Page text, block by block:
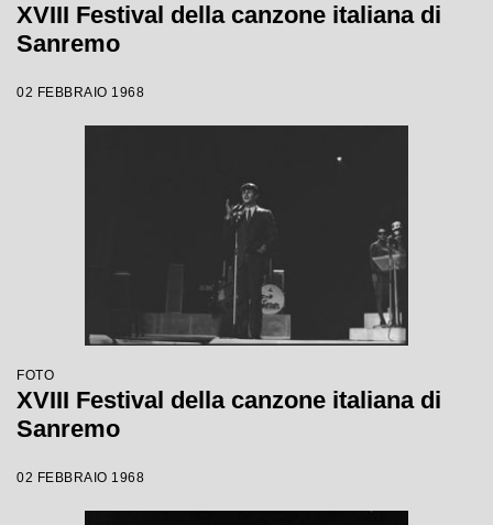
XVIII Festival della canzone italiana di
Sanremo
02 FEBBRAIO 1968
FOTO
XVIII Festival della canzone italiana di
Sanremo
02 FEBBRAIO 1968